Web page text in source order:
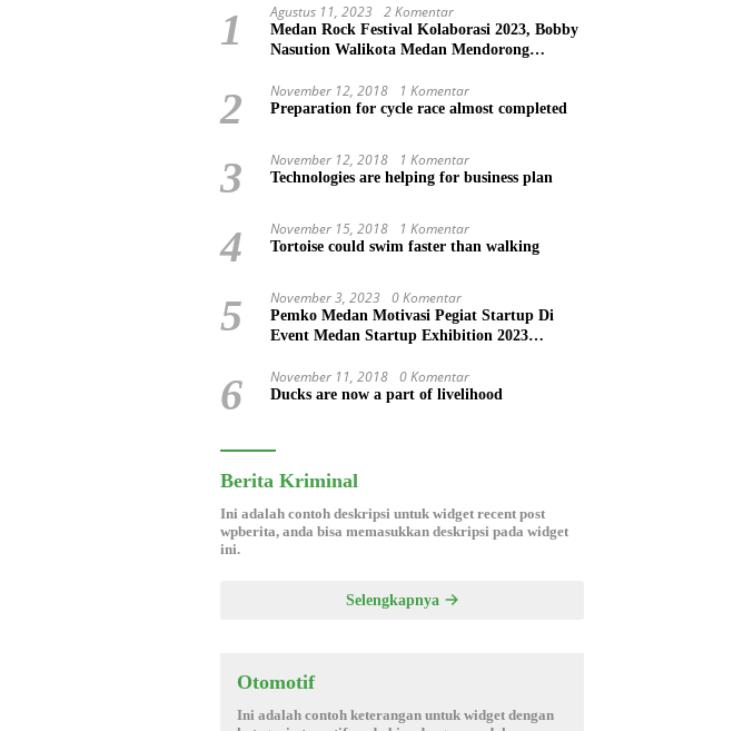
1 Agustus 11, 2023 2 Komentar
Medan Rock Festival Kolaborasi 2023, Bobby
Nasution Walikota Medan Mendorong
Event ( COE )
2 November 12, 2018 1 Komentar
Preparation for cycle race almost completed
3 November 12, 2018 1 Komentar
Technologies are helping for business plan
4 November 15, 2018 1 Komentar
Tortoise could swim faster than walking
5 November 3, 2023 0 Komentar
Pemko Medan Motivasi Pegiat Startup Di
Event Medan Startup Exhibition 2023
6 November 11, 2018 0 Komentar
Ducks are now a part of livelihood
Berita Kriminal
Ini adalah contoh deskripsi untuk widget recent post
wpberita, anda bisa memasukkan deskripsi pada widget
ini.
Selengkapnya
Otomotif
Ini adalah contoh keterangan untuk widget dengan